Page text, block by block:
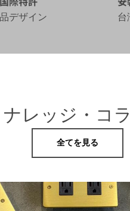
デザイン 台
ナレッジ・コ
全てを見る